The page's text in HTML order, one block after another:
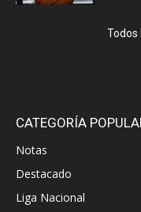
Todos
CATEGORÍA
Notas
Destacado
Liga Nacional